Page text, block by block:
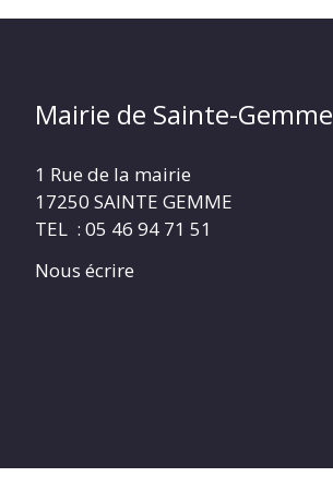
Mairie de Sainte-Gemme
1 Rue de la mairie
17250 SAINTE GEMME
TEL : 05 46 94 71 51
Nous écrire